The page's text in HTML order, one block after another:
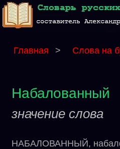
Главная > Слова на
Набалованный
значение слова
НАБАЛОВАННЫЙ,